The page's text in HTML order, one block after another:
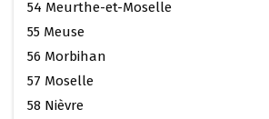
54 Meurthe-et-Moselle
55 Meuse
56 Morbihan
57 Moselle
58 Nièvre